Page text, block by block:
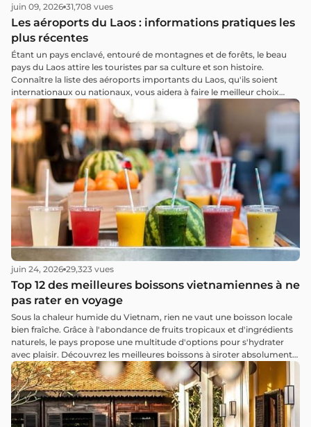
juin 09, 2026 31,708 vues
Les aéroports du Laos : informations pratiques les
plus récentes
Étant un pays enclavé, entouré de montagnes et de forêts, le beau
pays du Laos attire les touristes par sa culture et son histoire.
Connaître la liste des aéroports importants du Laos, qu'ils soient
internationaux ou nationaux, vous aidera à faire le meilleur choix
pour vous rendre au pays du million d'éléphants.
juin 24, 2026 29,323 vues
Top 12 des meilleures boissons vietnamiennes à ne
pas rater en voyage
Sous la chaleur humide du Vietnam, rien ne vaut une boisson locale
bien fraîche. Grâce à l'abondance de fruits tropicaux et d'ingrédients
naturels, le pays propose une multitude d'options pour s'hydrater
avec plaisir. Découvrez les meilleures boissons à siroter absolument
lors de votre séjour.